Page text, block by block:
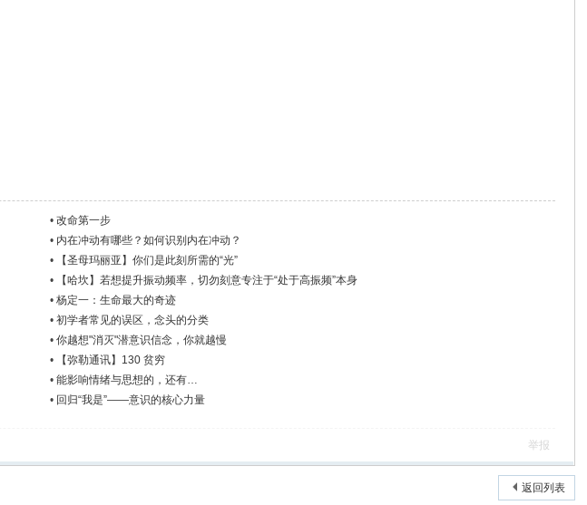
•改命第一步
• 内在冲动有哪些？如何识别内在冲动？
•
【圣母玛丽亚】你们是此刻所需的“光”
•
【哈坎】若想提升振动频率，切勿刻意专注于“处于高振频”本身
•杨定一：生命最大的奇迹
•初学者常见的误区，念头的分类
•你越想"消灭"潜意识信念，你就越慢
•
【弥勒通讯】130 贫穷
•能影响情绪与思想的，还有…
• 回归“我是”——意识的核心力量
举报
返回列表